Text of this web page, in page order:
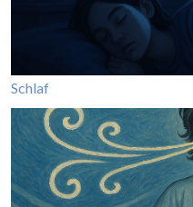
Schlaf